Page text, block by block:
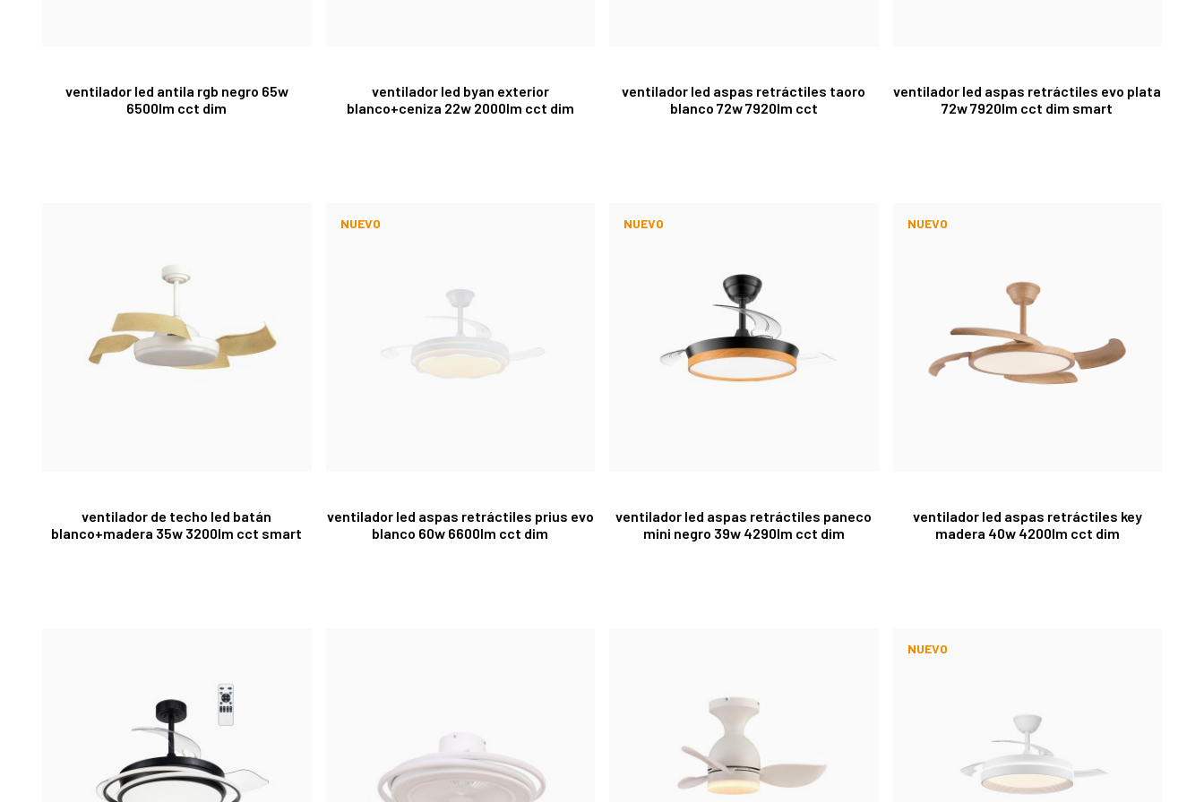
ventilador led antila rgb negro 65w
6500lm cct dim
ventilador led byan exterior
blanco+ceniza 22w 2000lm cct dim
ventilador led aspas retráctiles taoro
blanco 72w 7920lm cct
ventilador led aspas retráctiles evo plata
72w 7920lm cct dim smart
ventilador de techo led batán
blanco+madera 35w 3200lm cct smart
ventilador led aspas retráctiles prius evo
blanco 60w 6600lm cct dim
NUEVO
ventilador led aspas retráctiles paneco
mini negro 39w 4290lm cct dim
NUEVO
ventilador led aspas retráctiles key
madera 40w 4200lm cct dim
NUEVO
NUEVO